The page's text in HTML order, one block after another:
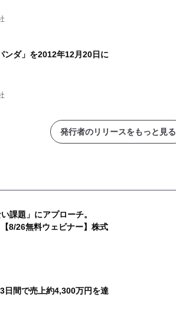
ンダ」を2012年12月20日に
発行者のリリースをもっと見る
課題」にアプローチ。
8/26無料ウェビナー】株式
間で売上約4,300万円を達